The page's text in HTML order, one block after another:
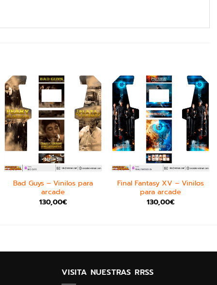
Bad Guys – Vinilos para
arcade
130,00€
Final Fantasy XV – Vinilos
para arcade
130,00€
VISITA NUESTRAS RRSS